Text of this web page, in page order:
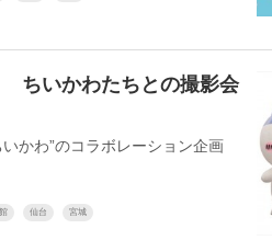
ちいかわたちとの撮影会
かわ”のコラボレーション企画
仙台 宮城